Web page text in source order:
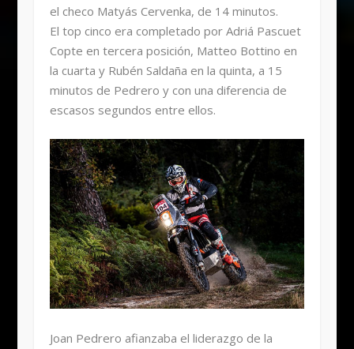
el checo Matyás Cervenka, de 14 minutos.
El top cinco era completado por Adriá Pascuet
Copte en tercera posición, Matteo Bottino en
la cuarta y Rubén Saldaña en la quinta, a 15
minutos de Pedrero y con una diferencia de
escasos segundos entre ellos.
Joan Pedrero afianzaba el liderazgo de la